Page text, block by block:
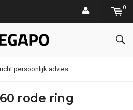
0
persoonlijk advies
rode ring